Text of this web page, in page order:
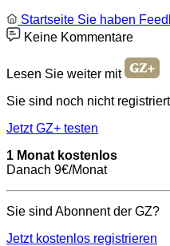
Startseite Sie haben
Keine Kommentare
Lesen Sie weiter mit
Sie sind noch nicht
Jetzt GZ+ testen
1 Monat kostenlos
Danach 9€/Monat
Sie sind Abonnent der GZ?
Jetzt kostenlos registrieren